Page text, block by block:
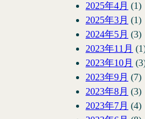
2025年4月 (1)
2025年3月 (1)
2024年5月 (3)
2023年11月
2023年10月
2023年9月 (7)
2023年8月 (3)
2023年7月 (4)